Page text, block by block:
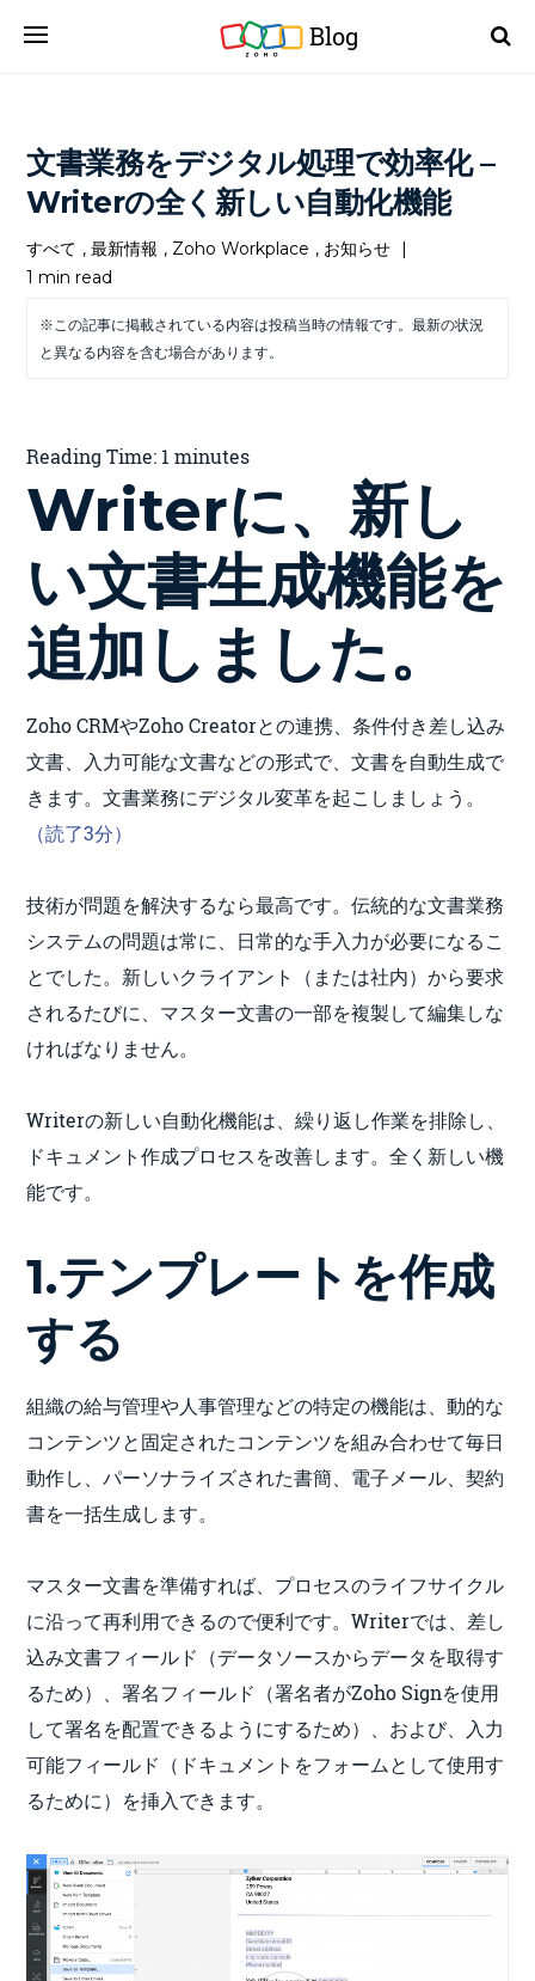
Blog
文書業務をデジタル処理で効率化 –
Writerの全く新しい自動化機能
すべて ,最新情報 , Zoho Workplace , お知らせ |
1 min read
※この記事に掲載されている内容は投稿当時の情報です。最新の状況
と異なる内容を含む場合があります。
Reading Time: 1 minutes
Writerに、新し
い文書生成機能を
追加しました。
Zoho CRMやZoho Creatorとの連携、条件付き差し込み
文書、入力可能な文書などの形式で、文書を自動生成で
きます。文書業務にデジタル変革を起こしましょう。
（読了3分）
技術が問題を解決するなら最高です。伝統的な文書業務
システムの問題は常に、日常的な手入力が必要になるこ
とでした。新しいクライアント（または社内）から要求
されるたびに、マスター文書の一部を複製して編集しな
ければなりません。
Writerの新しい自動化機能は、繰り返し作業を排除し、
ドキュメント作成プロセスを改善します。全く新しい機
能です。
1.テンプレートを作成
する
組織の給与管理や人事管理などの特定の機能は、動的な
コンテンツと固定されたコンテンツを組み合わせて毎日
動作し、パーソナライズされた書簡、電子メール、契約
書を一括生成します。
マスター文書を準備すれば、プロセスのライフサイクル
に沿って再利用できるので便利です。Writerでは、差し
込み文書フィールド（データソースからデータを取得す
るため）、署名フィールド（署名者がZoho Signを使用
して署名を配置できるようにするため）、および、入力
可能フィールド（ドキュメントをフォームとして使用す
るために）を挿入できます。